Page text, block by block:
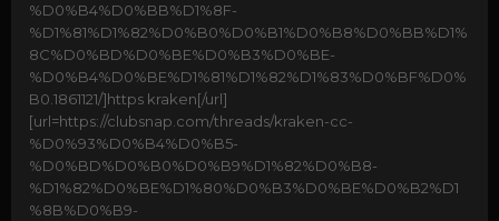
%D0%B4%D0%BB%D1%8F-
%D1%81%D1%82%D0%B0%D0%B1%D0%B8%D0%BB%D1%
8C%D0%BD%D0%BE%D0%B3%D0%BE-
%D0%B4%D0%BE%D1%81%D1%82%D1%83%D0%BF%D0%
B0.1861121/]https kraken[/url]
[url=https://clubsnap.com/threads/kraken-cc-
%D0%93%D0%B4%D0%B5-
%D0%BD%D0%B0%D0%B9%D1%82%D0%B8-
%D1%82%D0%BE%D1%80%D0%B3%D0%BE%D0%B2%D1
%8B%D0%B9-